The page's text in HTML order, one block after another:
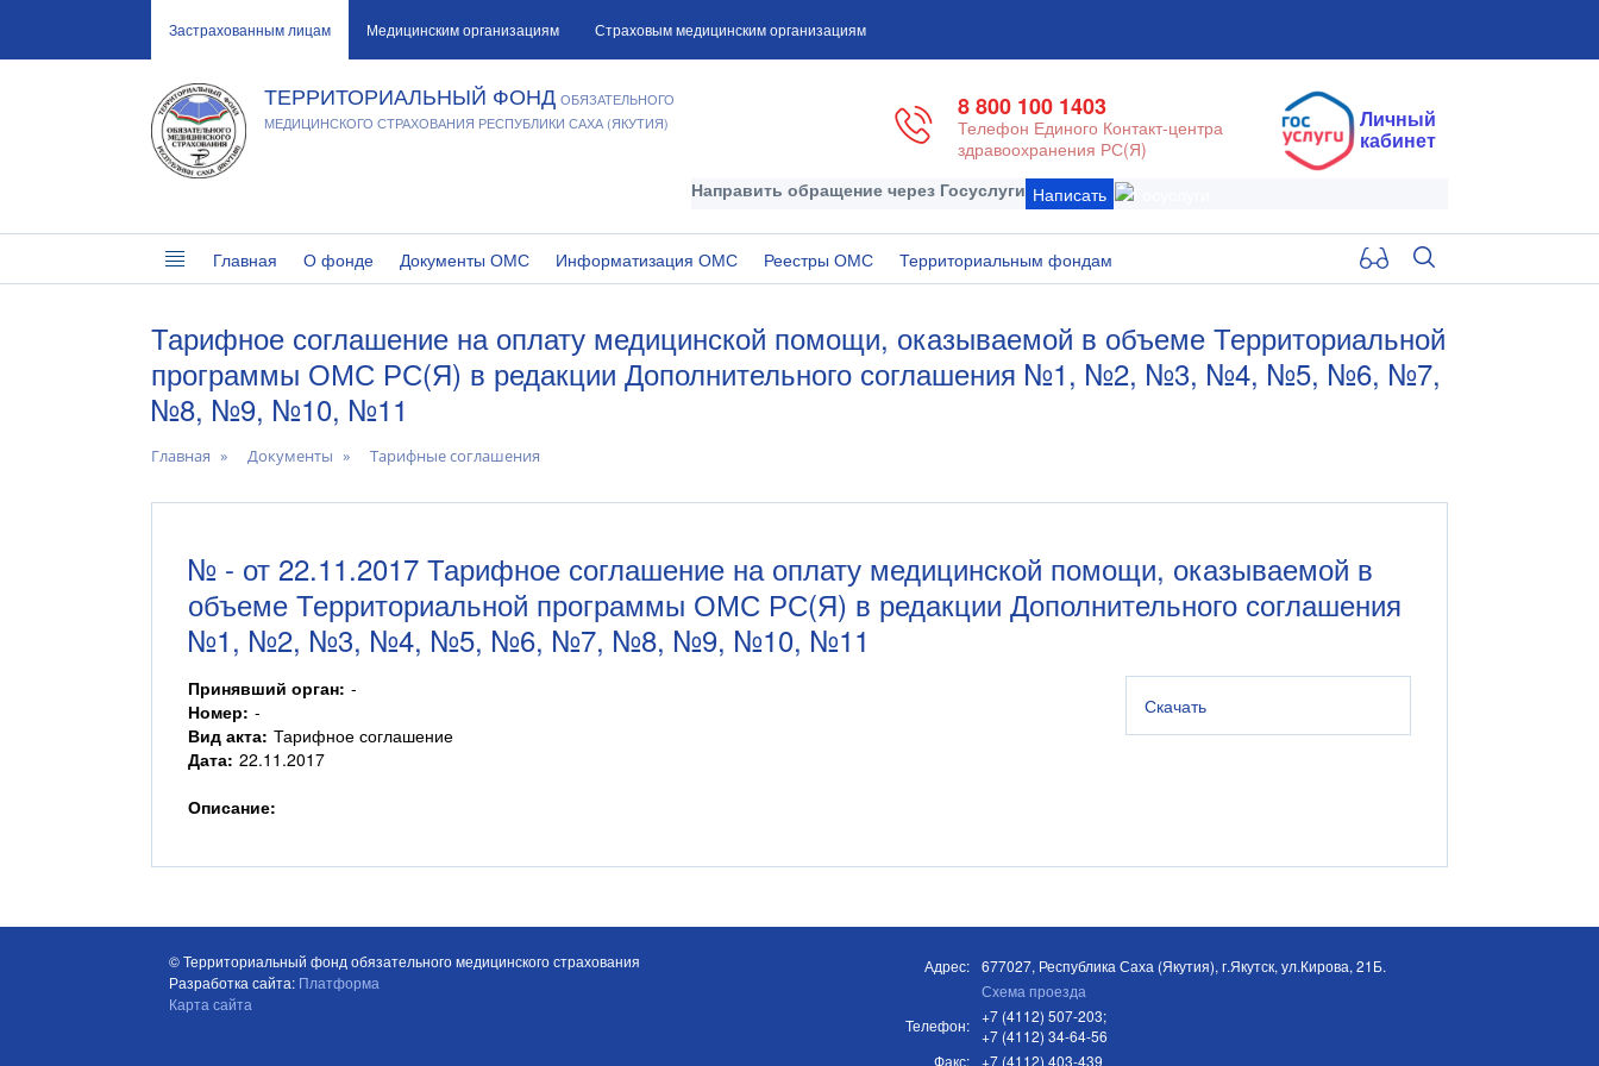
Застрахованным лицам Медицинским организациям Страховым медицинским организациям
ТЕРРИТОРИАЛЬНЫЙ ФОНД ОБЯЗАТЕЛЬНОГО
МЕДИЦИНСКОГО СТРАХОВАНИЯ РЕСПУБЛИКИ САХА (ЯКУТИЯ)
Личный
кабинет
8 800 100 1403
Телефон Единого Контакт-центра
здравоохранения РС(Я)
Направить обращение через Госуслуги Написать
Главная О фонде Документы ОМС Информатизация ОМС Реестры ОМС Территориальным фондам
Тарифное соглашение на оплату медицинской помощи, оказываемой в объеме Территориальной
программы ОМС РС(Я) в редакции Дополнительного соглашения №1, №2, №3, №4, №5, №6, №7,
№8, №9, №10, №11
Главная Документы Тарифные соглашения
№ - от 22.11.2017 Тарифное соглашение на оплату медицинской помощи, оказываемой в
объеме Территориальной программы ОМС РС(Я) в редакции Дополнительного соглашения
№1, №2, №3, №4, №5, №6, №7, №8, №9, №10, №11
Принявший орган: -
Номер: -
Вид акта: Тарифное соглашение
Дата: 22.11.2017
Скачать
Описание:
© Территориальный фонд обязательного медицинского страхования
Разработка сайта: Платформа
Карта сайта
Адрес:
677027, Республика Саха (Якутия), г.Якутск, ул.Кирова, 21Б.
Схема проезда
Телефон:
+7 (4112) 507-203;
+7 (4112) 34-64-56
Факс:
+7 (4112) 403-439